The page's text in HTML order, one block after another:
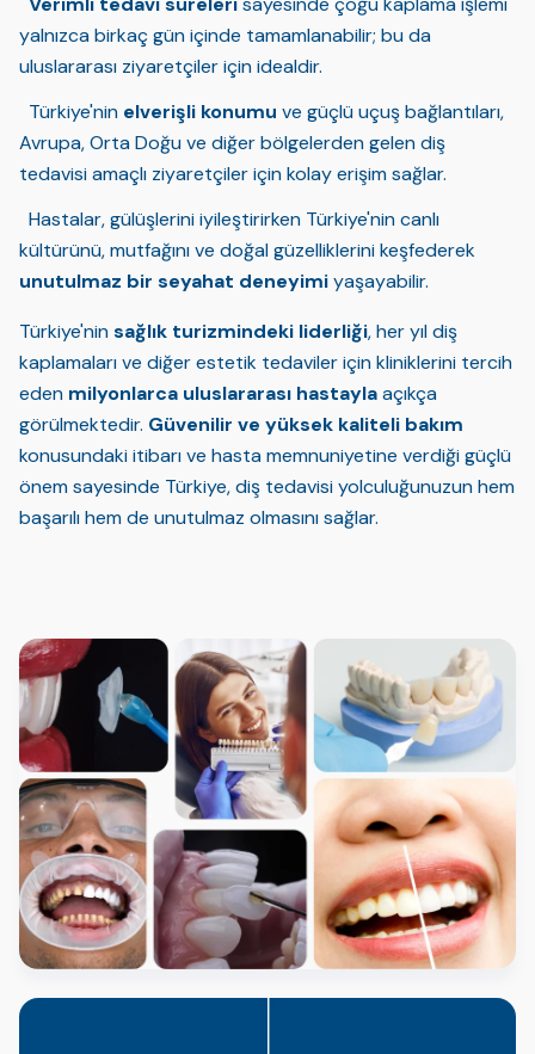
yalnızca birkaç gün içinde tamamlanabilir; bu da
uluslararası ziyaretçiler için idealdir.
Türkiye'nin elverişli konumu ve güçlü uçuş bağlantıları,
Avrupa, Orta Doğu ve diğer bölgelerden gelen diş
tedavisi amaçlı ziyaretçiler için kolay erişim sağlar.
Hastalar, gülüşlerini iyileştirirken Türkiye'nin canlı
kültürünü, mutfağını ve doğal güzelliklerini keşfederek
unutulmaz bir seyahat deneyimiyaşayabilir.
Türkiye'ninsağlık turizmindeki liderliği, her yıl diş
kaplamaları ve diğer estetik tedaviler için kliniklerini tercih
eden milyonlarca uluslararası hastaylaaçıkça
görülmektedir. Güvenilir ve yüksek kaliteli bakım
konusundaki itibarı ve hasta memnuniyetine verdiği güçlü
önem sayesinde Türkiye, diş tedavisi yolculuğunuzun hem
başarılı hem de unutulmaz olmasını sağlar.